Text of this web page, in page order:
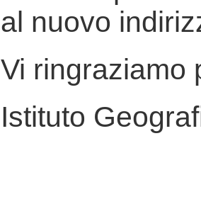
al nuovo
Vi ringraziamo
Istituto